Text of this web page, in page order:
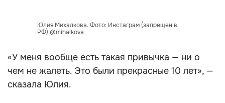
Юлия Михалкова. Фото: Инстаграм (запрещен в
РФ) @mihalkova
«У меня вообще есть такая привычка — ни о
чем не жалеть. Это были прекрасные 10 лет», —
сказала Юлия.